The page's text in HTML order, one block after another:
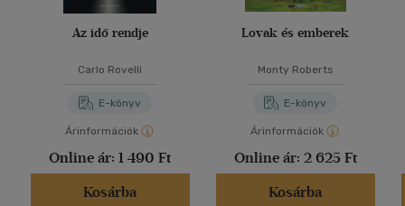
Az idő rendje
Carlo Rovelli
E-könyv
Árinformációk
Online ár: 1 490 Ft
Kosárba
Lovak és emberek
Monty Roberts
E-könyv
Árinformációk
Online ár: 2 625 Ft
Kosárba